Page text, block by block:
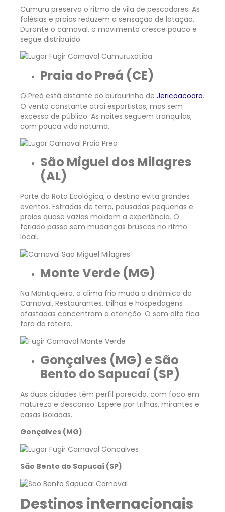
Cumuru preserva o ritmo de vila de pescadores. As
falésias e praias reduzem a sensação de lotação.
Durante o carnaval, o movimento cresce pouco e
segue distribuído.
Praia do Preá (CE)
O Preá está distante do burburinho de Jericoacoara.
O vento constante atrai esportistas, mas sem
excesso de público. As noites seguem tranquilas,
com pouca vida noturna.
São Miguel dos Milagres
(AL)
Parte da Rota Ecológica, o destino evita grandes
eventos. Estradas de terra, pousadas pequenas e
praias quase vazias moldam a experiência. O
feriado passa sem mudanças bruscas no ritmo
local.
Monte Verde (MG)
Na Mantiqueira, o clima frio muda a dinâmica do
Carnaval. Restaurantes, trilhas e hospedagens
afastadas concentram a atenção. O som alto fica
fora do roteiro.
Gonçalves (MG) e São
Bento do Sapucaí (SP)
As duas cidades têm perfil parecido, com foco em
natureza e descanso. Espere por trilhas, mirantes e
casas isoladas.
Gonçalves (MG)
São Bento do Sapucaí (SP)
Destinos internacionais